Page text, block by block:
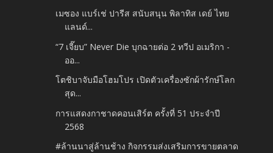
เมซอง แบร์เช่ ปารีส สนับสนุน พิลาทิส เดย์ ไทย
แลนด์...
“7 เจี๊ยบ” Never Die บุกฉายต่อ 2 ทวีป อเมริกา -
ออ...
โตชิบาจับมือโฮมโปร เปิดตัวเครื่องซักผ้ารักษ์โลก
สุด...
การแสดงกาชาดคอนเสิร์ต ครั้งที่ 51 ประจำปี
2568
#ล้านนาสู่ล้านช้าง กิจกรรมส่งเสริมการขายตลาด